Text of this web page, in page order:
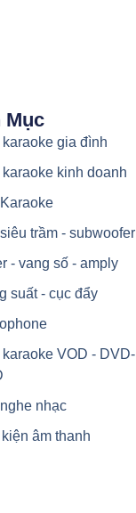
Mục
karaoke gia đình
karaoke kinh doanh
trầm - subwoofer
- vang số - amply
suất - cục đẩy
VOD - DVD-
nhạc
âm thanh